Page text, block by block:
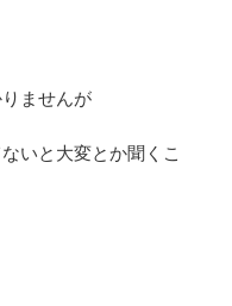
ませんが
いと大変とか聞くこ